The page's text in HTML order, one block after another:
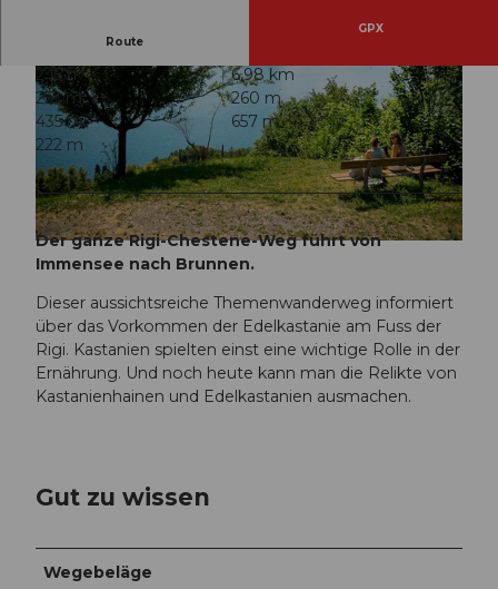
© Tourist Information Weggis (Luzern Tourismus AG), Weggis Vitznau Rigi, Armin Ben Wurmser &
Tina Gerber
© Tourist Information Weggis (Luzern Tourismus AG), Weggis Vitznau Rigi, Armin Ben Wurmser &
Route
GPX
2:15 h
6,98 km
253 m
260 m
435 m
657 m
222 m
Der ganze Rigi-Chestene-Weg führt von
Immensee nach Brunnen.
Dieser aussichtsreiche Themenwanderweg informiert
über das Vorkommen der Edelkastanie am Fuss der
Rigi. Kastanien spielten einst eine wichtige Rolle in der
Ernährung. Und noch heute kann man die Relikte von
Kastanienhainen und Edelkastanien ausmachen.
Gut zu wissen
Wegebeläge